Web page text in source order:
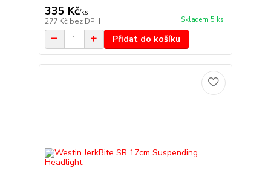
335 Kč/ks
277 Kč bez DPH Skladem 5 ks
Přidat do košíku